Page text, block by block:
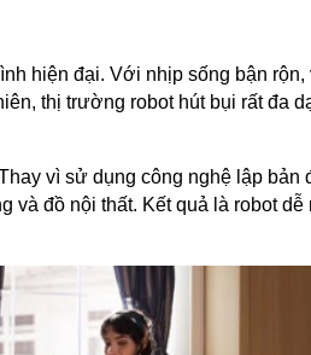
hiện đại. Với nhịp sống bận rộn,
thị trường robot hút bụi rất đa
vì sử dụng công nghệ lập bản
đồ nội thất. Kết quả là robot dễ